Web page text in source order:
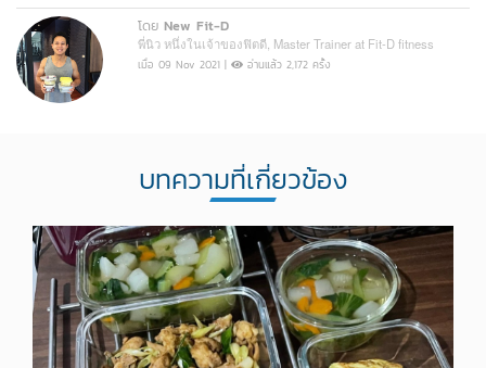
โดย New Fit-D
พี่นิว หนึ่งในเจ้าของฟิตดี, Master Trainer at Fit-D fitness
เมื่อ 09 Nov 2021 | อ่านแล้ว 2,172 ครั้ง
บทความที่เกี่ยวข้อง